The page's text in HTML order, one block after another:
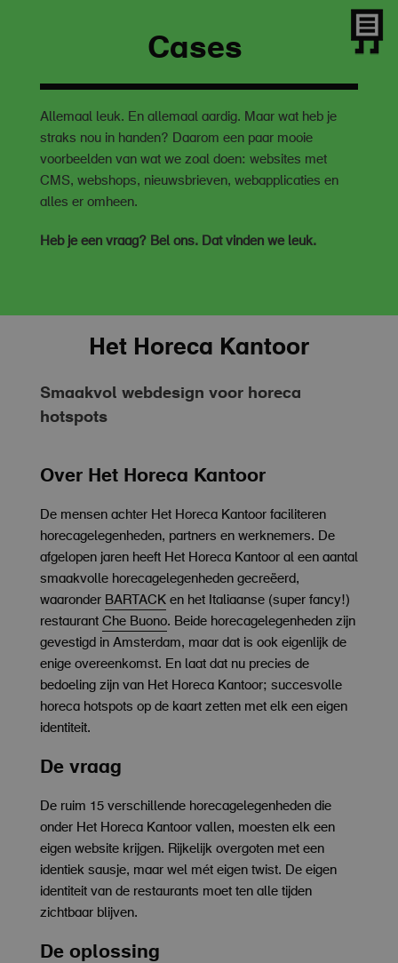
Cases
Allemaal leuk. En allemaal aardig. Maar wat heb je
straks nou in handen? Daarom een paar mooie
voorbeelden van wat we zoal doen: websites met
CMS, webshops, nieuwsbrieven, webapplicaties en
alles er omheen.
Heb je een vraag? Bel ons. Dat vinden we leuk.
Het Horeca Kantoor
Smaakvol webdesign voor horeca
hotspots
Over Het Horeca Kantoor
De mensen achter Het Horeca Kantoor faciliteren
horecagelegenheden, partners en werknemers. De
afgelopen jaren heeft Het Horeca Kantoor al een aantal
smaakvolle horecagelegenheden gecreëerd,
waaronder BARTACKen het Italiaanse (super fancy!)
restaurant Che Buono. Beide horecagelegenheden zijn
gevestigd in Amsterdam, maar dat is ook eigenlijk de
enige overeenkomst. En laat dat nu precies de
bedoeling zijn van Het Horeca Kantoor; succesvolle
horeca hotspots op de kaart zetten met elk een eigen
identiteit.
De vraag
De ruim 15 verschillende horecagelegenheden die
onder Het Horeca Kantoor vallen, moesten elk een
eigen website krijgen. Rijkelijk overgoten met een
identiek sausje, maar wel mét eigen twist. De eigen
identiteit van de restaurants moet ten alle tijden
zichtbaar blijven.
De oplossing